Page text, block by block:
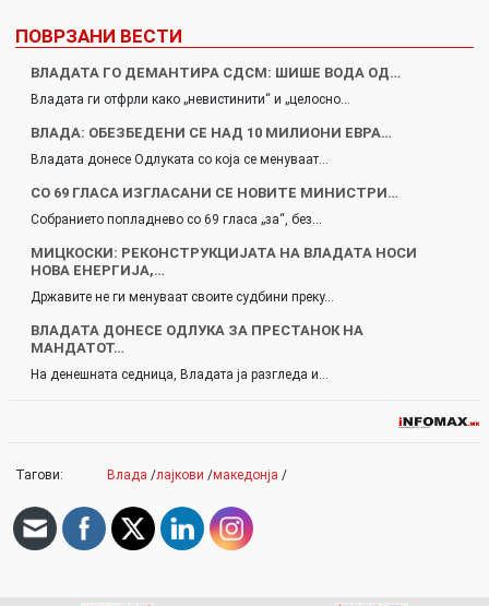
ПОВРЗАНИ ВЕСТИ
ВЛАДАТА ГО ДЕМАНТИРА СДСМ: ШИШЕ ВОДА ОД…
Владата ги отфрли како „невистинити“ и „целосно…
ВЛАДА: ОБЕЗБЕДЕНИ СЕ НАД 10 МИЛИОНИ ЕВРА…
Владата донесе Одлуката со која се менуваат…
СО 69 ГЛАСА ИЗГЛАСАНИ СЕ НОВИТЕ МИНИСТРИ…
Собранието попладнево со 69 гласа „за“, без…
МИЦКОСКИ: РЕКОНСТРУКЦИЈАТА НА ВЛАДАТА НОСИ
НОВА ЕНЕРГИЈА,…
Државите не ги менуваат своите судбини преку…
ВЛАДАТА ДОНЕСЕ ОДЛУКА ЗА ПРЕСТАНОК НА
МАНДАТОТ…
На денешната седница, Владата ја разгледа и…
Тагови: Влада /лајкови /македонја /